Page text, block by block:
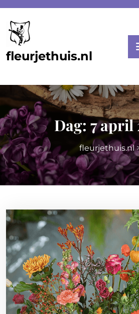
content
fleurjethuis.nl
Dag: 7 april
fleurjethuis.nl